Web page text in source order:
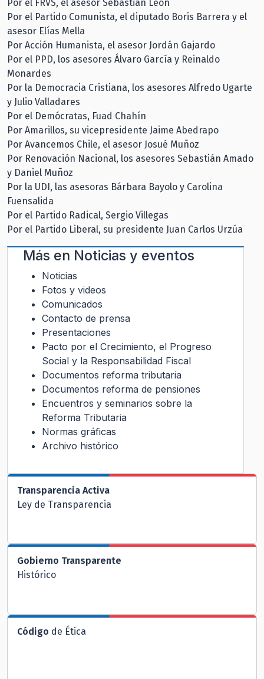
Por el FRVS, el asesor Sebastián León
Por el Partido Comunista, el diputado Boris Barrera y el
asesor Elías Mella
Por Acción Humanista, el asesor Jordán Gajardo
Por el PPD, los asesores Álvaro García y Reinaldo
Monardes
Por la Democracia Cristiana, los asesores Alfredo Ugarte
y Julio Valladares
Por el Demócratas, Fuad Chahín
Por Amarillos, su vicepresidente Jaime Abedrapo
Por Avancemos Chile, el asesor Josué Muñoz
Por Renovación Nacional, los asesores Sebastián Amado
y Daniel Muñoz
Por la UDI, las asesoras Bárbara Bayolo y Carolina
Fuensalida
Por el Partido Radical, Sergio Villegas
Por el Partido Liberal, su presidente Juan Carlos Urzúa
Más en Noticias y eventos
Noticias
Fotos y videos
Comunicados
Contacto de prensa
Presentaciones
Pacto por el Crecimiento, el Progreso
Social y la Responsabilidad Fiscal
Documentos reforma tributaria
Documentos reforma de pensiones
Encuentros y seminarios sobre la
Reforma Tributaria
Normas gráficas
Archivo histórico
Transparencia Activa
Ley de Transparencia
Gobierno Transparente
Histórico
Código de Ética